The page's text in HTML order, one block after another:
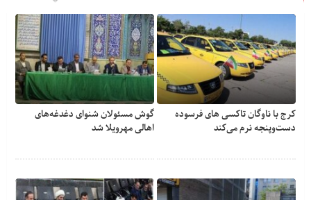
کرج با ناوگان تاکسی های فرسوده
دست‌وپنجه نرم می‌کند
گوش مسئولان شنوای دغدغه‎‌های
اهالی مهرویلا شد